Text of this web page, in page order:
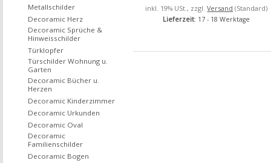
inkl. 19% USt., zzgl.Versand (Standard)
Lieferzeit: 17 - 18 Werktage
Metallschilder
Decoramic Herz
Decoramic Sprüche &
Hinweisschilder
Türklopfer
Türschilder Wohnung u.
Garten
Decoramic Bücher u.
Herzen
Decoramic Kinderzimmer
Decoramic Urkunden
Decoramic Oval
Decoramic
Familienschilder
Decoramic Bogen